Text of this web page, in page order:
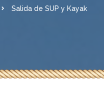
Salida de SUP y Kayak